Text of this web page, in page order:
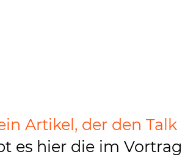
Artikel, der den Talk
es hier die im Vortrag